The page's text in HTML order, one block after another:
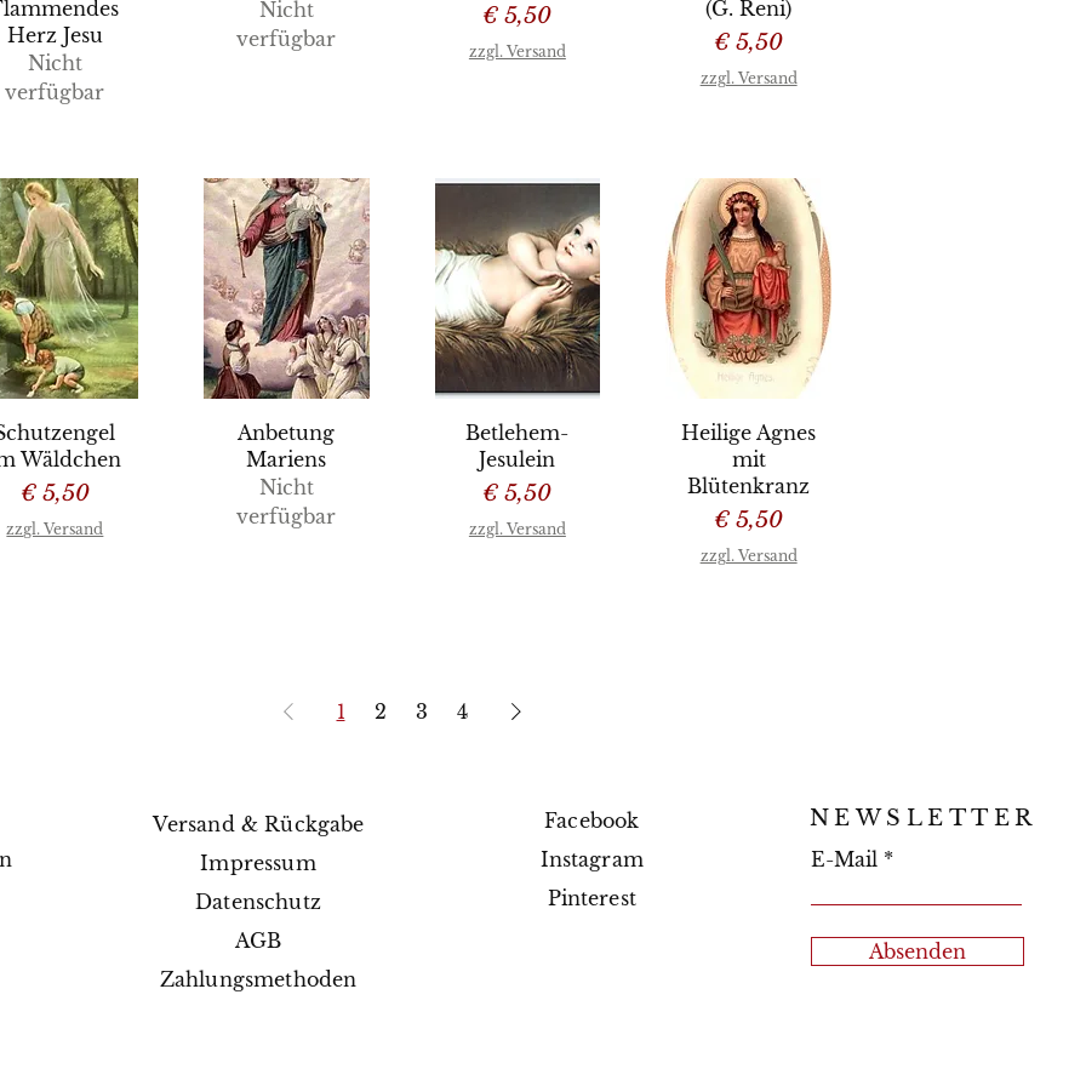
Herz Jesu
Nicht
verfügbar
Nicht
verfügbar
Preis
€ 5,50
zzgl. Versand
(G. Reni)
Preis
€ 5,50
zzgl. Versand
Wäldchen
Preis
€ 5,50
zzgl. Versand
Schnellansicht
Anbetung
Mariens
Nicht
verfügbar
Schnellansicht
Betlehem-
Jesulein
Preis
€ 5,50
zzgl. Versand
Schnellansicht
Heilige Agnes
mit
Blütenkranz
Preis
€ 5,50
zzgl. Versand
1 2 3 4
Versand & Rückgabe
Impressum
Datenschutz
AGB
Zahlungsmethoden
Facebook
Instagram
Pinterest
NEWSLETTER
E-Mail
Absenden